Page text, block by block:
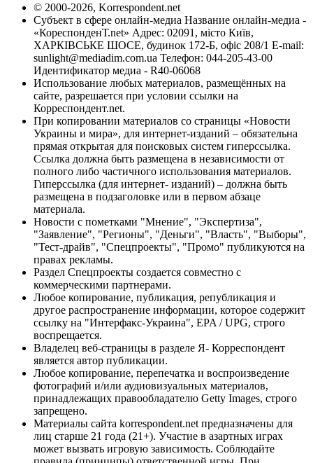
© 2000-2026, Korrespondent.net
Субъект в сфере онлайн-медиа Название онлайн-медиа -
«КореспонденТ.net» Адрес: 02091, місто Київ,
ХАРКІВСЬКЕ ШОСЕ, будинок 172-Б, офіс 208/1 E-mail:
sunlight@mediadim.com.ua Телефон: 044-205-43-00
Идентификатор медиа - R40-06068
Использование любых материалов, размещённых на
сайте, разрешается при условии ссылки на
Корреспондент.net.
При копировании материалов со страницы «Новости
Украины и мира», для интернет-изданий – обязательна
прямая открытая для поисковых систем гиперссылка.
Ссылка должна быть размещена в независимости от
полного либо частичного использования материалов.
Гиперссылка (для интернет- изданий) – должна быть
размещена в подзаголовке или в первом абзаце
материала.
Новости с пометками "Мнение", "Экспертиза",
"Заявление", "Регионы", "Деньги", "Власть", "Выборы",
"Тест-драйв", "Спецпроекты", "Промо" публикуются на
правах рекламы.
Раздел Спецпроекты создается совместно с
коммерческими партнерами.
Любое копирование, публикация, републикация и
другое распространение информации, которое содержит
ссылку на "Интерфакс-Украина", EPA / UPG, строго
воспрещается.
Владелец веб-страницы в разделе Я- Корреспондент
является автор публикации.
Любое копирование, перепечатка и воспроизведение
фотографий и/или аудиовизуальных материалов,
принадлежащих правообладателю Getty Images, строго
запрещено.
Материалы сайта korrespondent.net предназначены для
лиц старше 21 года (21+). Участие в азартных играх
может вызвать игровую зависимость. Соблюдайте